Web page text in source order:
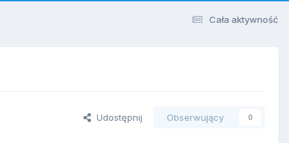
Cała aktywność
Udostępnij Obserwujący 0